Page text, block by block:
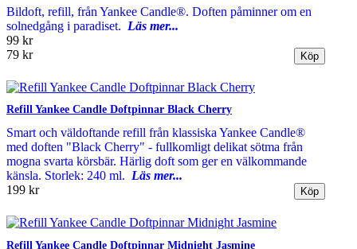
Bildoft, refill, från Yankee Candle®. Doften påminner om en
solnedgång i paradiset. Läs mer...
99 kr
79 kr
Refill Yankee Candle Doftpinnar Black Cherry
Smart och väldoftande refill från klassiska Yankee Candle®
med doften "Black Cherry" - fullkomligt delikat sötma från
mogna svarta körsbär. Härlig doft som ger en välkommande
känsla. Storlek: 240 ml. Läs mer...
199 kr
Refill Yankee Candle Doftpinnar Midnight Jasmine